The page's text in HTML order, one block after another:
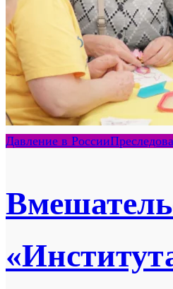
Давление в России